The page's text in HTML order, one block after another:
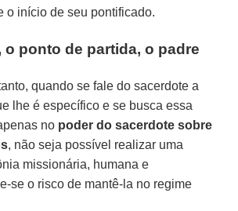
o início de seu pontificado.
o ponto de partida, o padre
quando se fale do sacerdote a
lhe é específico e se busca essa
no poder do sacerdote sobre
, não seja possível realizar uma
missionária, humana e
se o risco de mantê-la no regime